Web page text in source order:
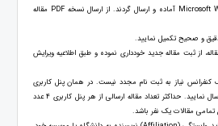
- مقالات باید در (2007 یا 2010) Microsoft Word آماده و ارسال گردند. از ارسال نسخه PDF مقاله
دقیق و صحیح تکمیل نمایید.
از ثبت مقاله جدید خودداری نموده و طبق اطلاعیه ویرایش
نیاز به ثبت نام مجدد نیست. در همان پنل کاربری
خود می توانید سایر مقالات خود را ارسال نمایید. حداکثر تعداد مقاله ارسالی از هر پنل کاربری 4 عدد
مقالات یک نفر باشد.